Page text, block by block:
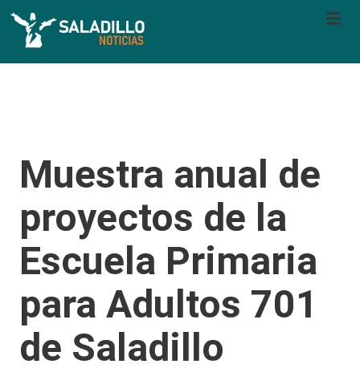
Muestra anual de
proyectos de la
Escuela Primaria
para Adultos 701
de Saladillo